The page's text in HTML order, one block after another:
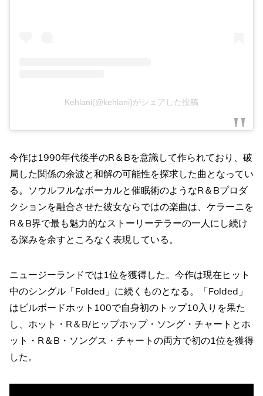
Kehlani(@kehlani)がシェアした投稿
今作は1990年代後半のR＆Bを意識して作られており、破
局した関係の余波と和解の可能性を探求した曲となってい
る。ソウルフルなボーカルと催眠術のようなR＆Bプロダ
クションを融合させた彼女ならではの楽曲は、ケラーニを
R＆B界で最も魅力的なストーリーテラーの一人にし続け
る深みを余すところなく表現している。
ニュージーランドでは1位を獲得した。今作は現在ヒット
中のシングル「Folded」に続くものとなる。「Folded」
はビルボードホット100で自身初のトップ10入りを果た
し、ホット・R＆B/ヒップホップ・ソング・チャートとホ
ット・R＆B・ソングス・チャートの両方で初の1位を獲得
した。